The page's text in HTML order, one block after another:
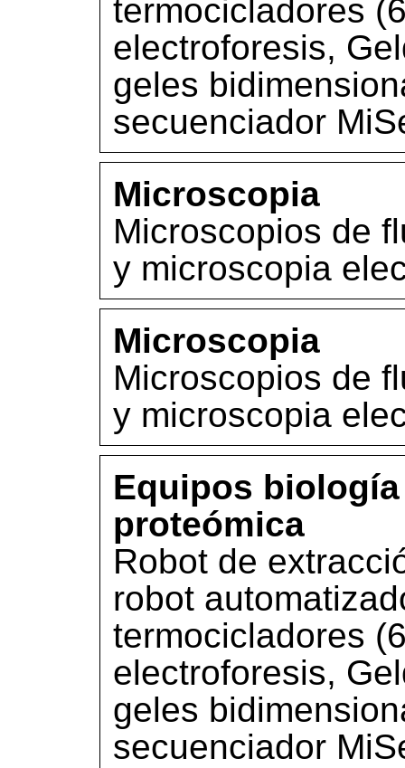
termocicladores
electroforesis,
geles
secuenciador
Microscopia
Microscopios de
y microscopia
Microscopia
Microscopios de
y microscopia
Equipos
proteómica
Robot de
robot
termocicladores
electroforesis,
geles
secuenciador